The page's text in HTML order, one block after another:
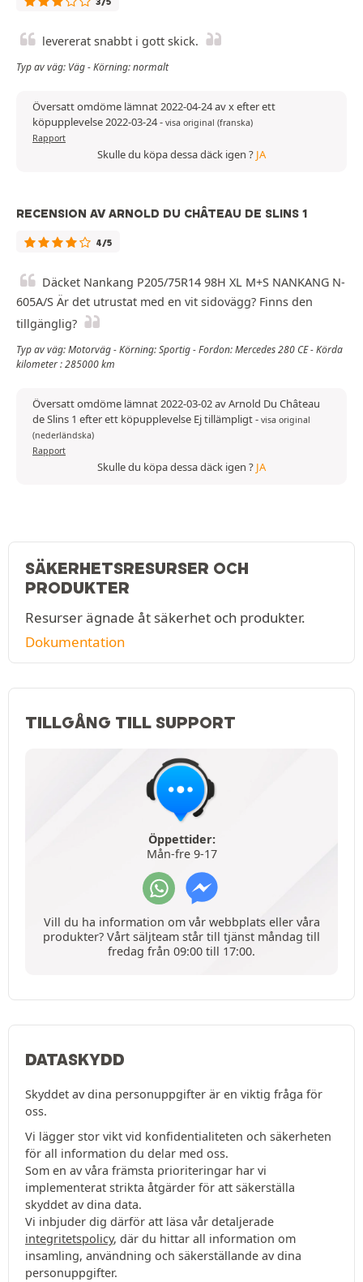
levererat snabbt i gott skick.
Typ av väg: Väg - Körning: normalt
Översatt omdöme lämnat 2022-04-24 av x efter ett
köpupplevelse 2022-03-24- visa original (franska)
Rapport
Skulle du köpa dessa däck igen ? JA
RECENSION AV ARNOLD DU CHÂTEAU DE SLINS 1
4/5
Däcket Nankang P205/75R14 98H XL M+S NANKANG N-
605A/S Är det utrustat med en vit sidovägg? Finns den
tillgänglig?
Typ av väg: Motorväg - Körning: Sportig - Fordon: Mercedes 280 CE - Körda
kilometer : 285000 km
Översatt omdöme lämnat 2022-03-02 av Arnold Du Château
de Slins 1 efter ett köpupplevelse Ej tillämpligt- visa original
(nederländska)
Rapport
Skulle du köpa dessa däck igen ? JA
SÄKERHETSRESURSER OCH
PRODUKTER
Resurser ägnade åt säkerhet och produkter.
Dokumentation
TILLGÅNG TILL SUPPORT
Öppettider:
Mån-fre 9-17
Vill du ha information om vår webbplats eller våra
produkter? Vårt säljteam står till tjänst måndag till
fredag från 09:00 till 17:00.
DATASKYDD
Skyddet av dina personuppgifter är en viktig fråga för
oss.
Vi lägger stor vikt vid konfidentialiteten och säkerheten
för all information du delar med oss.
Som en av våra främsta prioriteringar har vi
implementerat strikta åtgärder för att säkerställa
skyddet av dina data.
Vi inbjuder dig därför att läsa vår detaljerade
integritetspolicy, där du hittar all information om
insamling, användning och säkerställande av dina
personuppgifter.